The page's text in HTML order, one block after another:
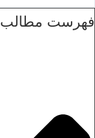
فهرست مطالب